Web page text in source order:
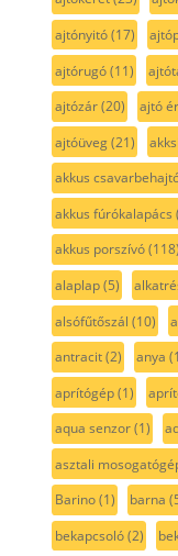
ajtónyitó(17)
ajtórugó(11)
ajtózár(20) ajtó
ajtóüveg(21) akksi
akkus
akkus fúrókalapács
akkus porszívó(118)
alaplap(5)
alsófűtőszál (10)
antracit(2) anya
aprítógép(1)
aqua senzor(1)
asztali
Barino(1) barna
bekapcsoló(2)